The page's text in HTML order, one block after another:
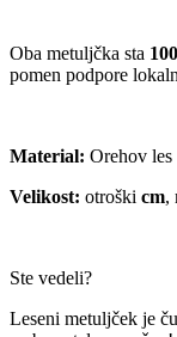
Oba metuljčka sta
pomen podpore
Material: Orehov les
Velikost: otroški cm,
Ste vedeli?
Leseni metuljček je